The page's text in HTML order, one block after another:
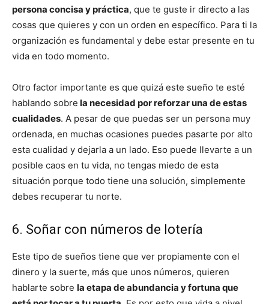
persona concisa y práctica, que te guste ir directo a las
cosas que quieres y con un orden en específico. Para ti la
organización es fundamental y debe estar presente en tu
vida en todo momento.
Otro factor importante es que quizá este sueño te esté
hablando sobre la necesidad por reforzar una de estas
cualidades. A pesar de que puedas ser un persona muy
ordenada, en muchas ocasiones puedes pasarte por alto
esta cualidad y dejarla a un lado. Eso puede llevarte a un
posible caos en tu vida, no tengas miedo de esta
situación porque todo tiene una solución, simplemente
debes recuperar tu norte.
6. Soñar con números de lotería
Este tipo de sueños tiene que ver propiamente con el
dinero y la suerte, más que unos números, quieren
hablarte sobre la etapa de abundancia y fortuna que